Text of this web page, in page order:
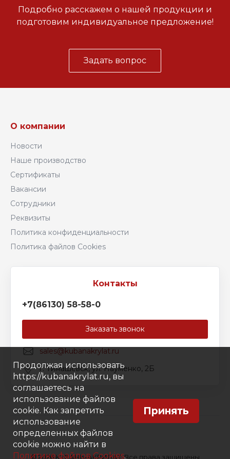
Подробно расскажем о нашей продукции и
подготовим индивидуальное предложение!
Задать вопрос
О компании
Новости
Наше производство
Сертификаты
Вакансии
Сотрудники
Реквизиты
Политика конфиденциальности
Политика файлов Cookies
sales@kubanakrylat.ru
+7(86130) 58-58-0
г. Тимашевск, ул. Науменко, 2Б
Заказать звонок
© 2026 КУБАНЬ-АКРИЛАТ, Все права защищены
Продолжая использовать
https://kubanakrylat.ru, вы
соглашаетесь на
использование файлов
cookie. Как запретить
использование
определенных файлов
cookie можно найти в
Политике файлов Cookies.
Принять